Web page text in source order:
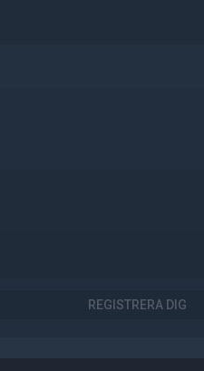
REGISTRERA DIG